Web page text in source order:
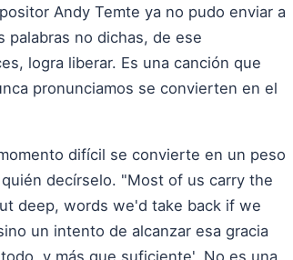
Andy Temte ya no pudo enviar a
palabras no dichas, de ese
logra liberar. Es una canción que
pronunciamos se convierten en el
difícil se convierte en un peso
decírselo. "Most of us carry the
deep, words we'd take back if we
un intento de alcanzar esa gracia